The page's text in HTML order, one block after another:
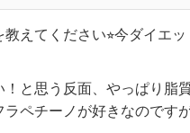
えてください⭐︎今ダイエ
と思う反面、やっぱり脂
ペチーノが好きなのです